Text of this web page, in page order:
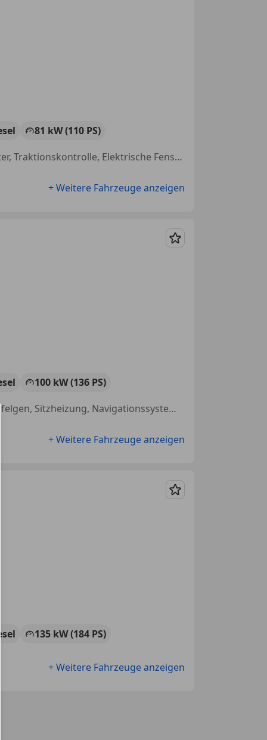
81 kW (110 PS)
Scheckheftgepflegt, Isofix, Tagfahrlicht, Armlehne, MP3, Bordcomputer, Traktionskontrolle, Elektrische Fensterheber
+ Weitere Fahrzeuge anzeigen
Merken
100 kW (136 PS)
Garantie, Bordcomputer, Scheckheftgepflegt, Xenonscheinwerfer, Alufelgen, Sitzheizung, Navigationssystem, Klimaanlage
+ Weitere Fahrzeuge anzeigen
Merken
135 kW (184 PS)
+ Weitere Fahrzeuge anzeigen